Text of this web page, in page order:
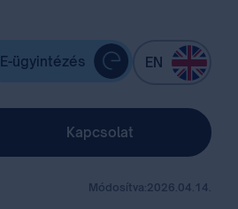
E-ügyintézés EN
Kapcsolat
Módosítva:2026.04.14.